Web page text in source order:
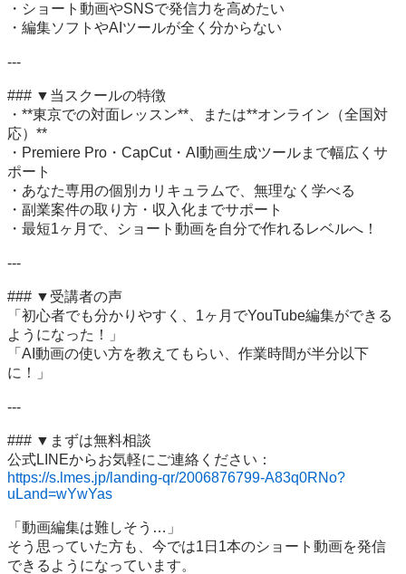
・ショート動画やSNSで発信力を高めたい
・編集ソフトやAIツールが全く分からない
---
### ▼当スクールの特徴
・**東京での対面レッスン**、または**オンライン（全国対
応）**
・Premiere Pro・CapCut・AI動画生成ツールまで幅広くサ
ポート
・あなた専用の個別カリキュラムで、無理なく学べる
・副業案件の取り方・収入化までサポート
・最短1ヶ月で、ショート動画を自分で作れるレベルへ！
---
### ▼受講者の声
「初心者でも分かりやすく、1ヶ月でYouTube編集ができる
ようになった！」
「AI動画の使い方を教えてもらい、作業時間が半分以下
に！」
---
### ▼まずは無料相談
https://s.lmes.jp/landing-qr/2006876799-A83q0RNo?
uLand=wYwYas
「動画編集は難しそう…」
そう思っていた方も、今では1日1本のショート動画を発信
できるようになっています。